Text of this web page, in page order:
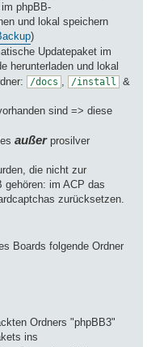
phpBB-
und lokal speichern
)
Updatepaket im
herunterladen und lokal
/docs , /install &
sind => diese
außerprosilver
die nicht zur
gehören: im ACP das
zurücksetzen.
Boards folgende Ordner
Ordners "phpBB3"
ins